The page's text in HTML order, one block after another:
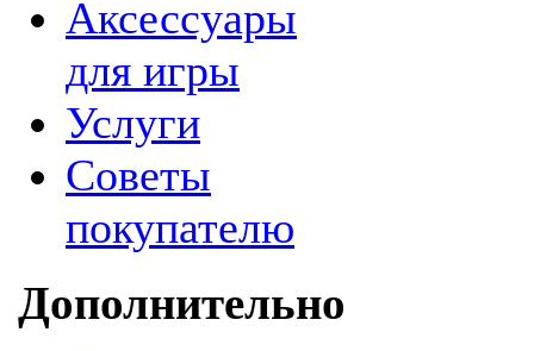
Аксессуары
для игры
Услуги
Советы
покупателю
Дополнительно